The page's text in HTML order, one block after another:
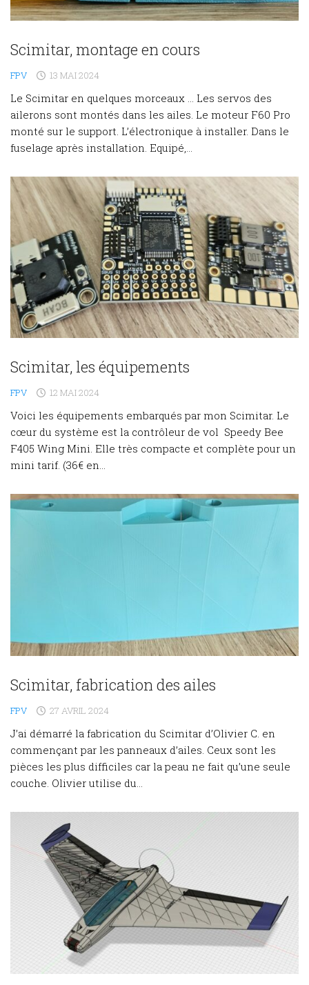
Scimitar, montage en cours
FPV 13 MAI 2024
Le Scimitar en quelques morceaux … Les servos des
ailerons sont montés dans les ailes. Le moteur F60 Pro
monté sur le support. L’électronique à installer. Dans le
fuselage après installation. Equipé,...
Scimitar, les équipements
FPV 12 MAI 2024
Voici les équipements embarqués par mon Scimitar. Le
cœur du système est la contrôleur de vol Speedy Bee
F405 Wing Mini. Elle très compacte et complète pour un
mini tarif. (36€ en...
Scimitar, fabrication des ailes
FPV 27 AVRIL 2024
J’ai démarré la fabrication du Scimitar d’Olivier C. en
commençant par les panneaux d’ailes. Ceux sont les
pièces les plus difficiles car la peau ne fait qu’une seule
couche. Olivier utilise du...